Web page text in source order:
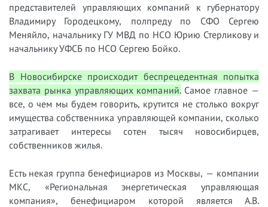
представителей управляющих компаний к губернатору
Владимиру Городецкому, полпреду по СФО Сергею
Меняйло, начальнику ГУ МВД по НСО Юрию Стерликову и
начальнику УФСБ по НСО Сергею Бойко.
В Новосибирске происходит беспрецедентная попытка
захвата рынка управляющих компаний.Самое главное —
все, о чем мы будем говорить, крутится не столько вокруг
имущества собственника управляющей компании, сколько
затрагивает интересы сотен тысяч новосибирцев,
собственников жилья.
Есть некая группа бенефициаров из Москвы, — компании
МКС, «Региональная энергетическая управляющая
компания», бенефициаром которой является А.В.